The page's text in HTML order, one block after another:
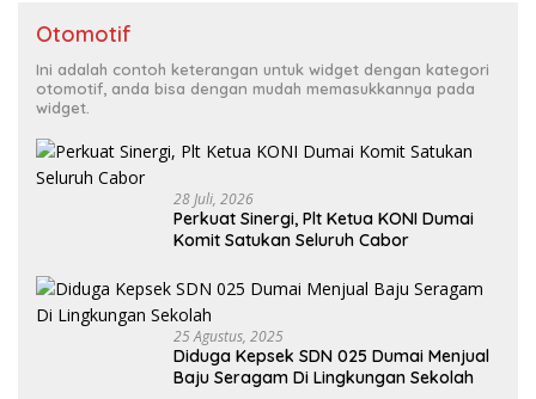
Otomotif
Ini adalah contoh keterangan untuk widget dengan kategori
otomotif, anda bisa dengan mudah memasukkannya pada
widget.
28 Juli, 2026
Perkuat Sinergi, Plt Ketua KONI Dumai
Komit Satukan Seluruh Cabor
25 Agustus, 2025
Diduga Kepsek SDN 025 Dumai Menjual
Baju Seragam Di Lingkungan Sekolah